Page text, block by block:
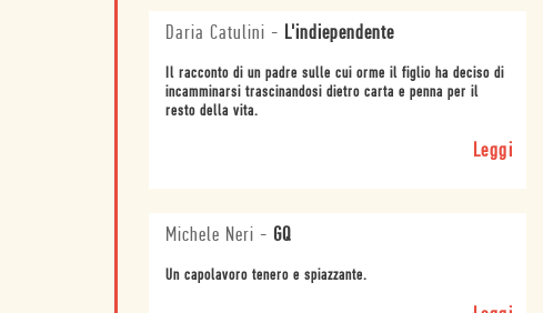
Daria Catulini - L'indiependente
Il racconto di un padre sulle cui orme il figlio ha deciso di
incamminarsi trascinandosi dietro carta e penna per il
resto della vita.
Leggi
Michele Neri - GQ
Un capolavoro tenero e spiazzante.